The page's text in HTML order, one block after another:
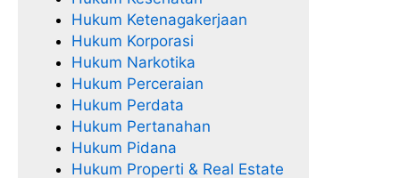
Hukum Ketenagakerjaan
Hukum Korporasi
Hukum Narkotika
Hukum Perceraian
Hukum Perdata
Hukum Pertanahan
Hukum Pidana
Hukum Properti & Real Estate